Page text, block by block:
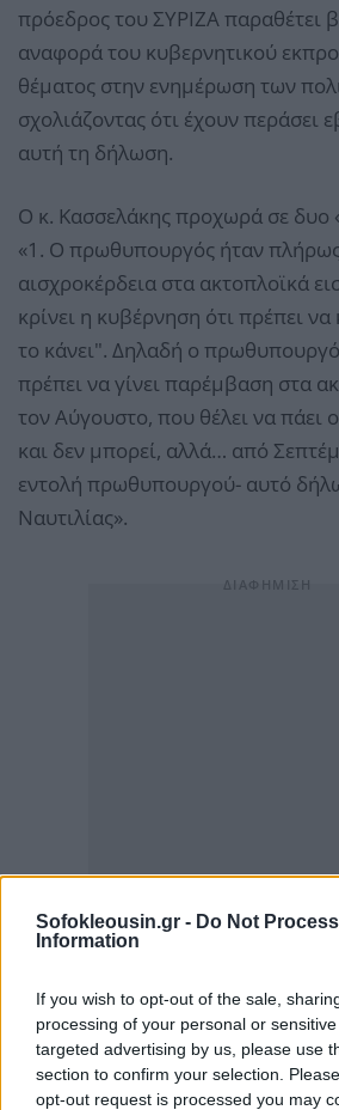
Sofokleousin.gr - Do Not
Information
If you wish to opt-out of the sale,
processing of your personal or
targeted advertising by us, please use
section to confirm your selection.
opt-out request is processed you may
πρόεδρος του ΣΥΡΙΖΑ παραθέτει
αναφορά του κυβερνητικού
θέματος στην ενημέρωση των
σχολιάζοντας ότι έχουν περάσει
αυτή τη δήλωση.
Ο κ. Κασσελάκης προχωρά σε δυο
«1. Ο πρωθυπουργός ήταν
αισχροκέρδεια στα ακτοπλοϊκά
κρίνει η κυβέρνηση ότι πρέπει
το κάνει". Δηλαδή ο
πρέπει να γίνει παρέμβαση στα
τον Αύγουστο, που θέλει να πάει
και δεν μπορεί, αλλά… από
εντολή πρωθυπουργού- αυτό
Ναυτιλίας».